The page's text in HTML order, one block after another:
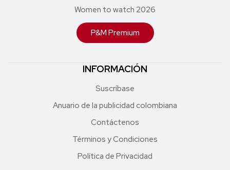
Women to watch 2026
P&M Premium
INFORMACIÓN
Suscríbase
Anuario de la publicidad colombiana
Contáctenos
Términos y Condiciones
Política de Privacidad